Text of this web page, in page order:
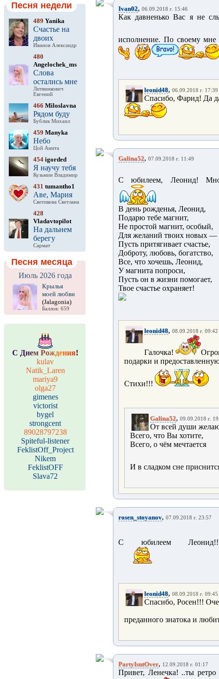
Песня недели
489 Yanika
Счастье на
двоих
Иванов Александр
480
Angelochek_ms
Слова
остались мне
Литвинкович
Евгений
466 Miloslavna
Рядом буду
Бублик Михаил
459 Manyka
Небо
Цой Анита
454 igorded
Я научу тебя
Кузьмин Владимир
431 tumantho1
Аве, Мария
Светикова Светлана
428
Vladavtopilot
На дальнем
берегу
Сармат
Песня месяца
Июль 2026 года
Крылья
моей любви
(Jalagonia)
Баллов: 659
С Днем Рождения!
kulav
Natik_Laren
mariya9
olga27
gimenes
victorist
bygel
strongcent
89028797238
Spiteful-listener
FeklistOff_Project
Nikem
FeklistOFF
Slava72
Ivan02, 06.09.2018 г. 15:46
Как давненько Вас я не
исполнение. По своему
leonid48, 06.09.2018 г. 17:39
Спасибо, Фарид! Да
Galina52, 07.09.2018 г. 11:49
С юбилеем, Леонид!
В день рожденья, Леонид,
Подарю тебе магнит,
Не простой магнит, особый,
Для желаний твоих новых —
Пусть притягивает счастье,
Доброту, любовь, богатство,
Все, что хочешь, Леонид,
У магнита попроси,
Пусть он в жизни помогает,
Твое счастье охраняет!
leonid48, 08.09.2018 г. 09:42
Галочка!
подарки и
Стихи!!!
Galina52, 09.09.2018 г.
От всей души
Всего, что Вы хотите,
Всего, о чём мечтается
И в сладком сне
rosen_stoyanov, 07.09.2018 г. 23:57
С юбилеем
leonid48, 08.09.2018 г. 09:45
Спасибо, Росен!!!
преданного знатока и
PartyIsntOver, 12.09.2018 г. 01:17
Привет, Ленечка! ..ты ретро